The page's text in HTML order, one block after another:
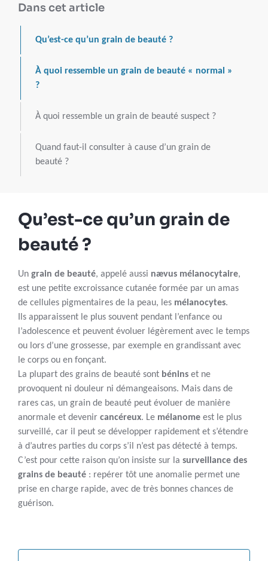
Dans cet article
Qu’est-ce qu’un grain de beauté ?
À quoi ressemble un grain de beauté « normal »
?
À quoi ressemble un grain de beauté suspect ?
Quand faut-il consulter à cause d’un grain de
beauté ?
Qu’est-ce qu’un grain de
beauté ?
Un grain de beauté, appelé aussi nævus mélanocytaire,
est une petite excroissance cutanée formée par un amas
de cellules pigmentaires de la peau, les mélanocytes.
Ils apparaissent le plus souvent pendant l’enfance ou
l’adolescence et peuvent évoluer légèrement avec le temps
ou lors d’une grossesse, par exemple en grandissant avec
le corps ou en fonçant.
La plupart des grains de beauté sont bénins et ne
provoquent ni douleur ni démangeaisons. Mais dans de
rares cas, un grain de beauté peut évoluer de manière
anormale et devenir cancéreux. Le mélanome est le plus
surveillé, car il peut se développer rapidement et s’étendre
à d’autres parties du corps s’il n’est pas détecté à temps.
C’est pour cette raison qu’on insiste sur la surveillance des
grains de beauté : repérer tôt une anomalie permet une
prise en charge rapide, avec de très bonnes chances de
guérison.